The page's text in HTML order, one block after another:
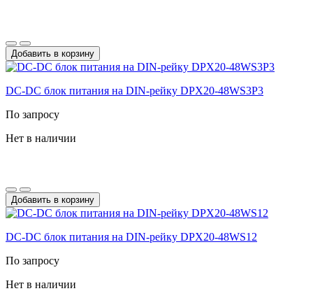
Добавить в корзину
DC-DС блок питания на DIN-рейку DPX20-48WS3P3
По запросу
Нет в наличии
Добавить в корзину
DC-DС блок питания на DIN-рейку DPX20-48WS12
По запросу
Нет в наличии